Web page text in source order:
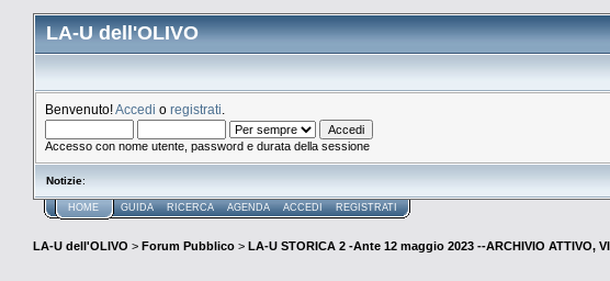
LA-U dell'OLIVO
Benvenuto!Accedi o registrati
Accesso con nome utente, password e durata della sessione
Notizie:
HOME GUIDA RICERCA AGENDA ACCEDI REGISTRATI
LA-U dell'OLIVO > Forum Pubblico > LA-U STORICA 2 -Ante 12 maggio 2023 --ARCHIVIO ATTIVO,